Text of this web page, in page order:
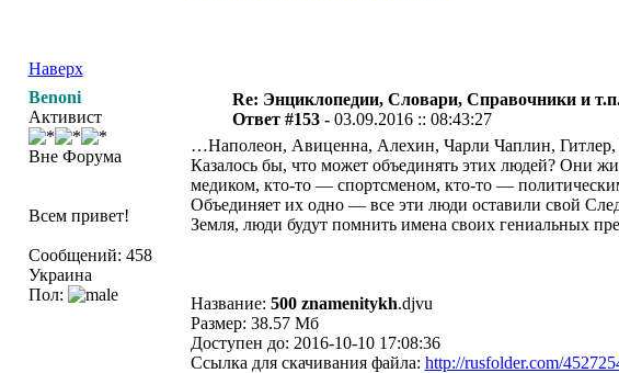
Наверх
Benoni
Активист
Вне Форума
Всем привет!
Сообщений: 458
Украина
Пол:
Re: Энциклопедии, Словари, Справочники и
Ответ #153 - 03.09.2016 :: 08:43:27
…Наполеон, Авиценна, Алехин, Чарли Чаплин,
Казалось бы, что может объединять этих людей? Они
медиком, кто-то — спортсменом, кто-то —
Объединяет их одно — все эти люди оставили свой
Земля, люди будут помнить имена своих гениальных
Название: 500 znamenitykh.djvu
Размер: 38.57 Мб
Доступен до: 2016-10-10 17:08:36
Ссылка для скачивания файла: http://rusfolder.com/